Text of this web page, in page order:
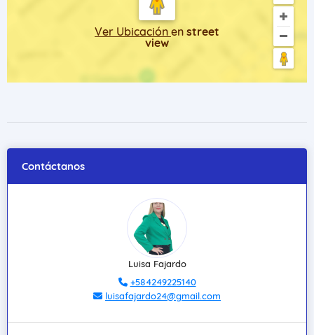
Ver Ubicación en street
view
Contáctanos
Luisa Fajardo
+584249225140
luisafajardo24@gmail.com